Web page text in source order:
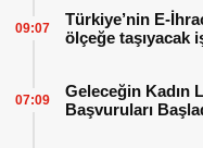
Türkiye’nin E-
ölçeğe taşıyacak
09:07
Geleceğin Kadın
Başvuruları
07:09